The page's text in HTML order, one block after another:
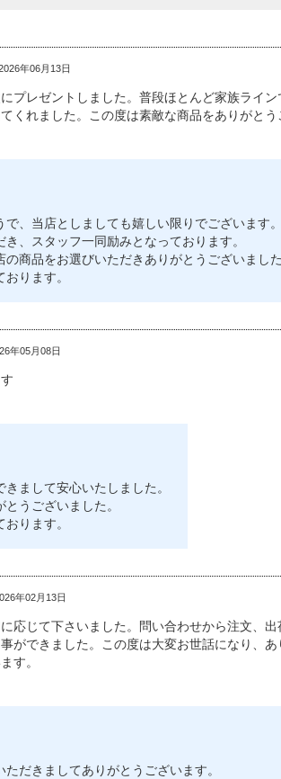
年06月13日
プレゼントしました。普段ほとんど家族ライ
くれました。この度は素敵な商品をありがとう
、当店としましても嬉しい限りでございます。
き、スタッフ一同励みとなっております。
商品をお選びいただきありがとうございました
ります。
年05月08日
まして安心いたしました。
うございました。
ります。
年02月13日
応じて下さいました。問い合わせから注文、
ができました。この度は大変お世話になり、
す。
だきましてありがとうございます。